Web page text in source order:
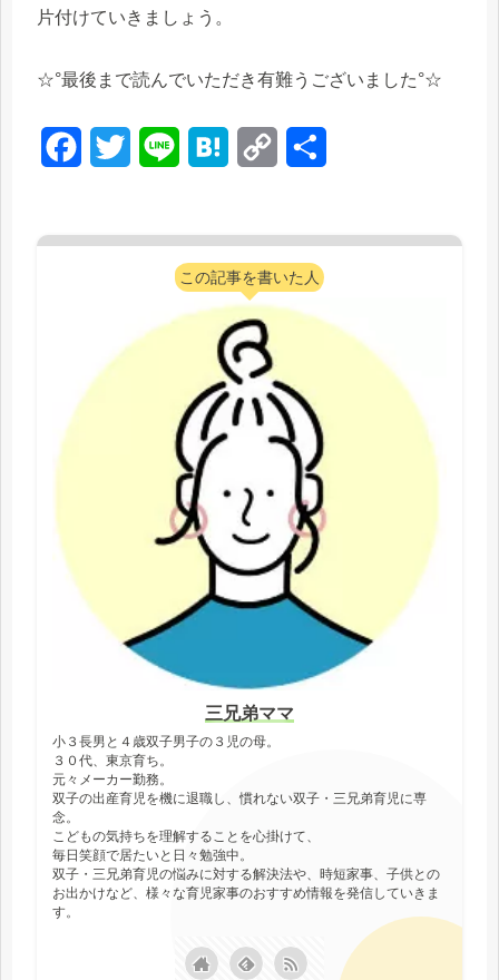
片付けていきましょう。
☆°最後まで読んでいただき有難うございました°☆
o
e
e e
n
a
y
L
n
k
この記事を書いた人
三兄弟ママ
小３長男と４歳双子男子の３児の母。
３０代、東京育ち。
元々メーカー勤務。
双子の出産育児を機に退職し、慣れない双子・三兄弟育児に専
念。
こどもの気持ちを理解することを心掛けて、
毎日笑顔で居たいと日々勉強中。
双子・三兄弟育児の悩みに対する解決法や、時短家事、子供との
お出かけなど、様々な育児家事のおすすめ情報を発信していきま
す。